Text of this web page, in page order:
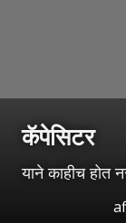
कॅपेसिटर
याने काहीच होत